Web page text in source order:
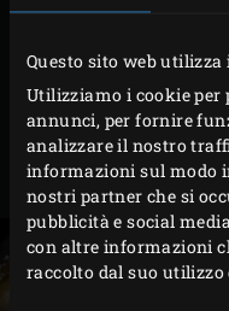
Questo sito web utilizza
Utilizziamo i cookie per
annunci, per fornire
analizzare il nostro
informazioni sul modo
nostri partner che si
pubblicità e social
con altre informazioni
raccolto dal suo utilizzo
Lasciare
setaccio,
farlo sciogliere.
completamente